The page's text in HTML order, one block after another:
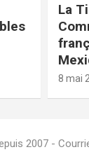
La
8 mai
2007 -